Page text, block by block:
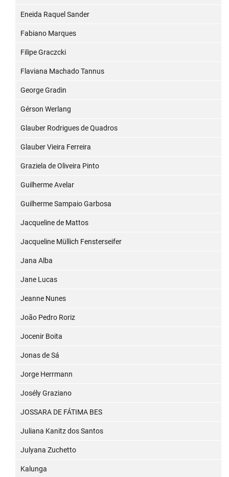
Eneida Raquel Sander
Fabiano Marques
Filipe Graczcki
Flaviana Machado Tannus
George Gradin
Gérson Werlang
Glauber Rodrigues de Quadros
Glauber Vieira Ferreira
Graziela de Oliveira Pinto
Guilherme Avelar
Guilherme Sampaio Garbosa
Jacqueline de Mattos
Jacqueline Müllich Fensterseifer
Jana Alba
Jane Lucas
Jeanne Nunes
João Pedro Roriz
Jocenir Boita
Jonas de Sá
Jorge Herrmann
Josély Graziano
JOSSARA DE FÁTIMA BES
Juliana Kanitz dos Santos
Julyana Zuchetto
Kalunga